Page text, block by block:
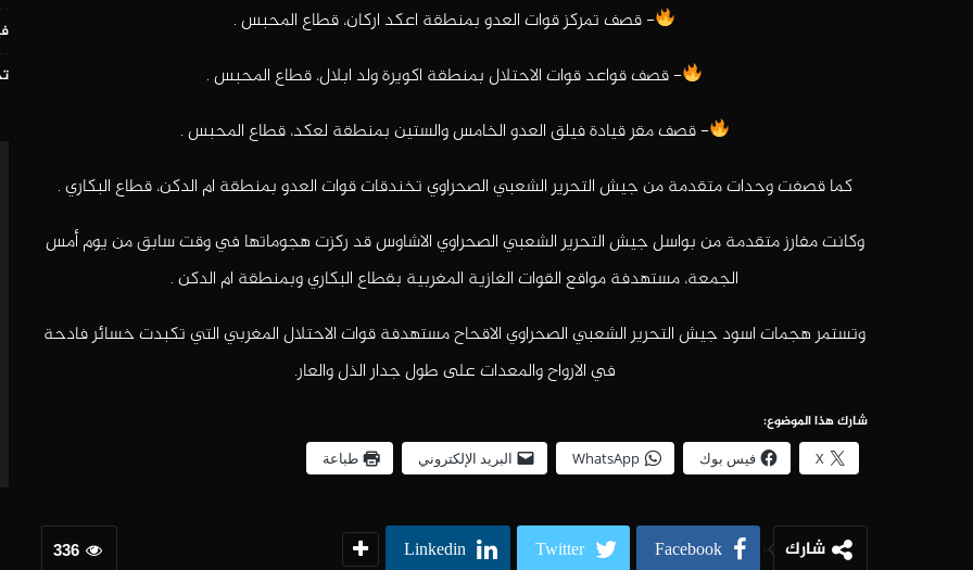
- قصف تمركز قوات العدو بمنطقة اعكد اركان، قطاع المحبس .
- قصف قواعد قوات الاحتلال بمنطقة اكويرة ولد ابلال، قطاع المحبس .
- قصف مقر قيادة فيلق العدو الخامس والستين بمنطقة لعكد، قطاع المحبس .
كما قصفت وحدات متقدمة من جيش التحرير الشعبي الصحراوي تخندقات قوات العدو بمنطقة ام الدكن، قطاع البكاري .
وكانت مفارز متقدمة من بواسل جيش التحرير الشعبي الصحراوي الاشاوس قد ركزت هجوماتها في وقت سابق من يوم أمس
الجمعة، مستهدفة مواقع القوات الغازية المغربية بقطاع البكاري وبمنطقة ام الدكن .
وتستمر هجمات اسود جيش التحرير الشعبي الصحراوي الاقحاح مستهدفة قوات الاحتلال المغربي التي تكبدت خسائر فادحة
في الارواح والمعدات على طول جدار الذل والعار.
شارك هذا الموضوع:
X فيس بوك WhatsApp البريد الإلكتروني طباعة
336 شارك Facebook
Twitter
Linkedin